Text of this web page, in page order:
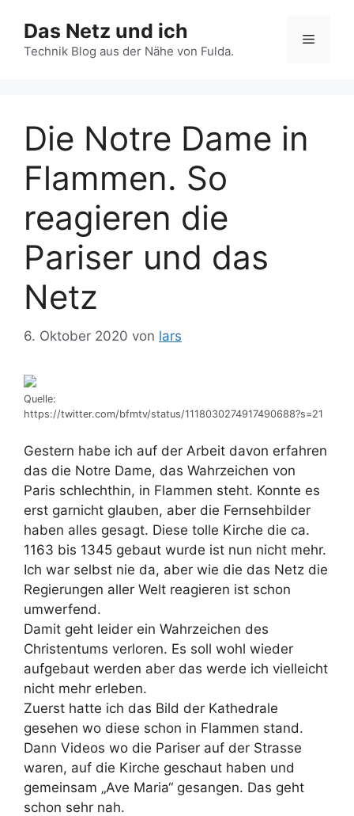
Inhalt
springen
Das Netz und ich
Technik Blog aus der Nähe von Fulda.
Menü
Die Notre Dame in
Flammen. So
reagieren die
Pariser und das
Netz
6. Oktober 2020 von lars
Quelle:
https://twitter.com/bfmtv/status/1118030274917490688?s=21
Gestern habe ich auf der Arbeit davon erfahren
das die Notre Dame, das Wahrzeichen von
Paris schlechthin, in Flammen steht. Konnte es
erst garnicht glauben, aber die Fernsehbilder
haben alles gesagt. Diese tolle Kirche die ca.
1163 bis 1345 gebaut wurde ist nun nicht mehr.
Ich war selbst nie da, aber wie die das Netz die
Regierungen aller Welt reagieren ist schon
umwerfend.
Damit geht leider ein Wahrzeichen des
Christentums verloren. Es soll wohl wieder
aufgebaut werden aber das werde ich vielleicht
nicht mehr erleben.
Zuerst hatte ich das Bild der Kathedrale
gesehen wo diese schon in Flammen stand.
Dann Videos wo die Pariser auf der Strasse
waren, auf die Kirche geschaut haben und
gemeinsam „Ave Maria“ gesangen. Das geht
schon sehr nah.